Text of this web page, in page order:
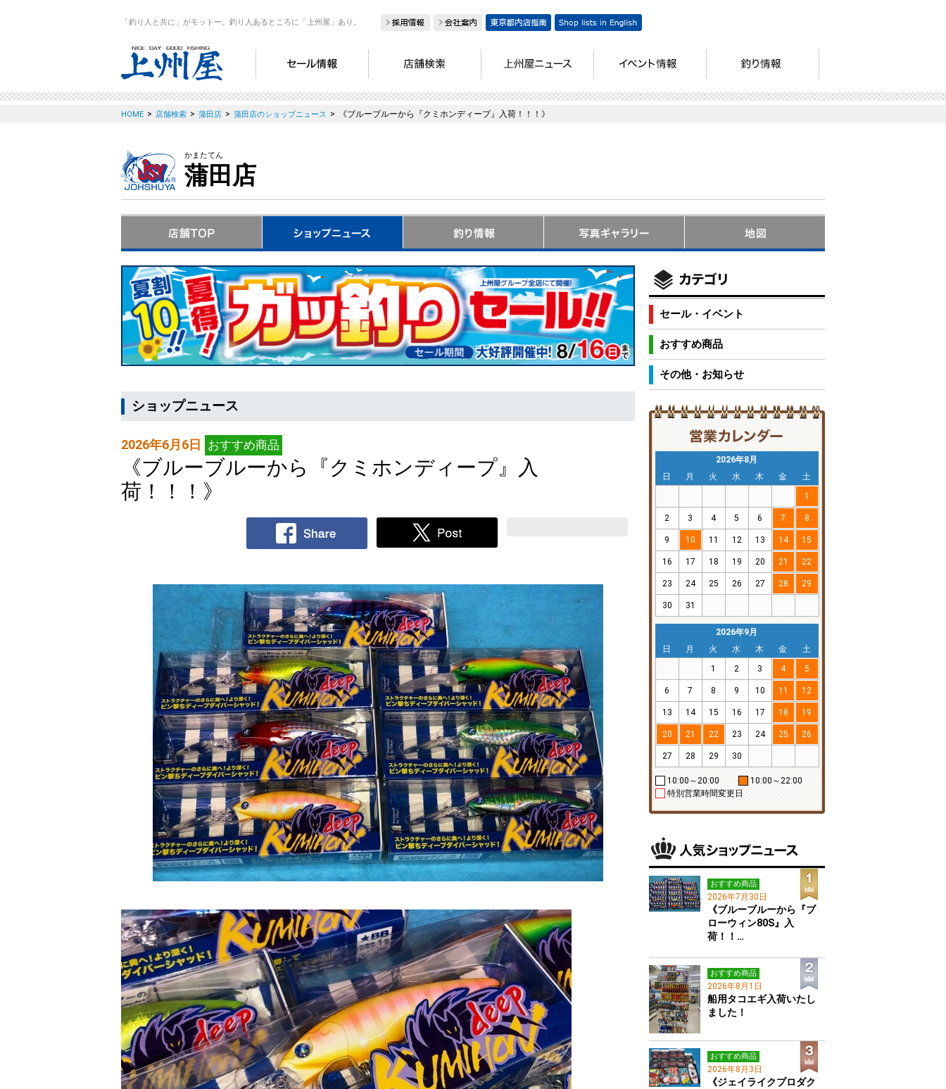
「釣り人と共に」がモットー。釣り人あるところに「上州屋」あり。
HOME > 店舗検索 > 蒲田店 > 蒲田店のショップニュース > 《ブルーブルーから『クミホンディープ』入荷！！！》
かまたてん
蒲田店
ショップニュース
2026年6月6日 おすすめ商品
《ブルーブルーから『クミホンディープ』入
荷！！！》
セール・イベント
おすすめ商品
その他・お知らせ
2026年8月
日
月 火 水 木 金
土
1
2 3 4 5 6 7 8
9 10 11 12 13 14 15
16 17 18 19 20 21 22
23 24 25 26 27 28 29
30 31
2026年9月
日
月 火 水 木 金
土
1
2 3 4 5
6 7 8 9 10 11 12
13 14 15 16 17 18 19
20 21 22 23 24 25 26
27 28 29 30
10:00～20:00
10:00～22:00
特別営業時間変更日
おすすめ商品
2026年7月30日
《ブルーブルーから『ブ
ローウィン80S』入
荷！！…
おすすめ商品
2026年8月1日
船用タコエギ入荷いたし
ました！
おすすめ商品
2026年8月3日
《ジェイライクプロダク